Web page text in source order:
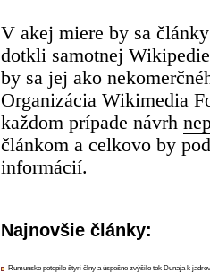
V akej miere by sa
dotkli samotnej
by sa jej ako
Organizácia Wikimedia
každom prípade návrh
článkom a celkovo by
informácií.
Najnovšie články:
Rumunsko potopilo štyri člny a úspešne zvýšilo tok Dunaja k